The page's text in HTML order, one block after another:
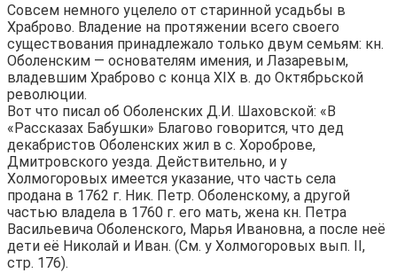
Совсем немного уцелело от старинной усадьбы в
Храброво. Владение на протяжении всего своего
существования принадлежало только двум семьям: кн.
Оболенским — основателям имения, и Лазаревым,
владевшим Храброво с конца XIX в. до Октябрьской
революции.
Вот что писал об Оболенских Д.И. Шаховской: «В
«Рассказах Бабушки» Благово говорится, что дед
декабристов Оболенских жил в с. Хороброве,
Дмитровского уезда. Действительно, и у
Холмогоровых имеется указание, что часть села
продана в 1762 г. Ник. Петр. Оболенскому, а другой
частью владела в 1760 г. его мать, жена кн. Петра
Васильевича Оболенского, Марья Ивановна, а после неё
дети её Николай и Иван. (См. у Холмогоровых вып. II,
стр. 176).